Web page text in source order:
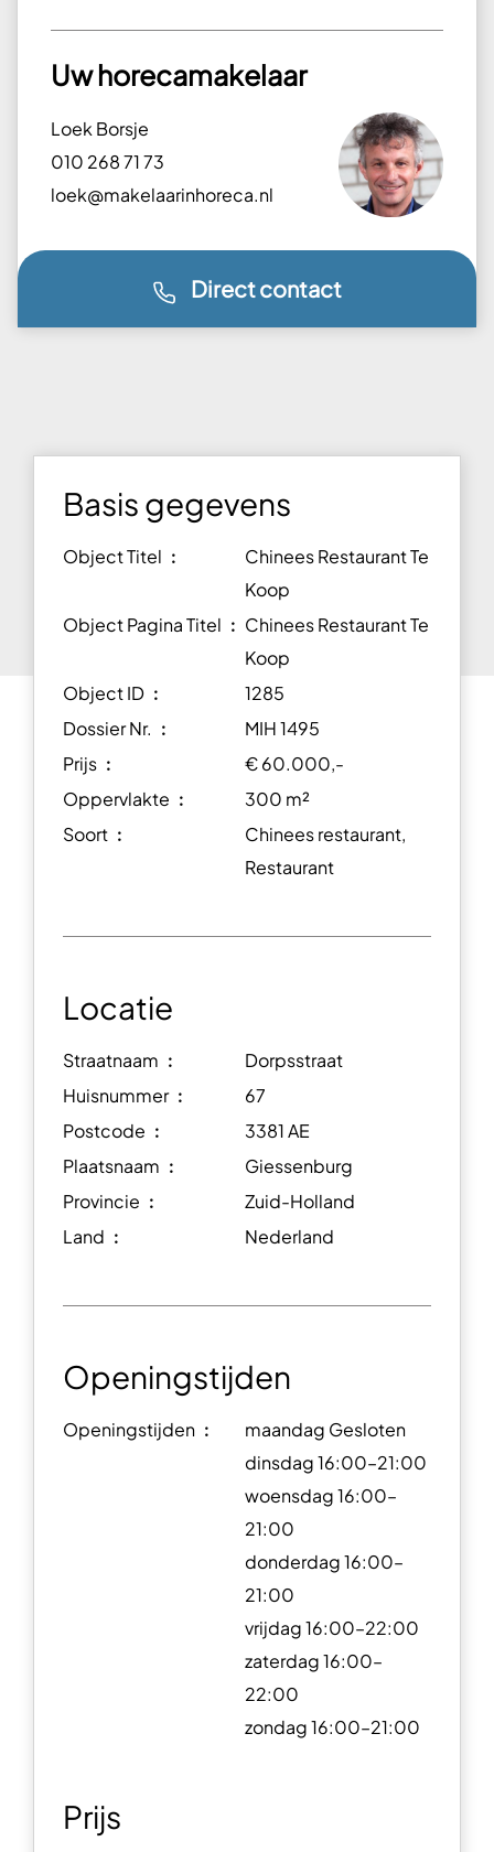
Uw horecamakelaar
Loek Borsje
010 268 71 73
loek@makelaarinhoreca.nl
Direct contact
Basis gegevens
Object Titel ︰
Chinees Restaurant Te
Koop
Object Pagina Titel ︰ Chinees Restaurant Te
Koop
Object ID ︰
1285
Dossier Nr. ︰
MIH 1495
Prijs ︰
€ 60.000,-
Oppervlakte ︰
300 m²
Soort ︰
Chinees restaurant,
Restaurant
Locatie
Straatnaam ︰
Dorpsstraat
Huisnummer ︰
67
Postcode ︰
3381 AE
Plaatsnaam ︰
Giessenburg
Provincie ︰
Zuid-Holland
Land ︰
Nederland
Openingstijden
Openingstijden ︰
maandag Gesloten
dinsdag 16:00–21:00
woensdag 16:00–
21:00
donderdag 16:00–
21:00
vrijdag 16:00–22:00
zaterdag 16:00–
22:00
zondag 16:00–21:00
Prijs